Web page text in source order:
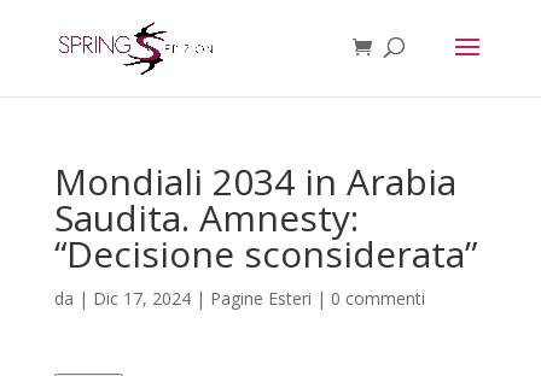
Mondiali 2034 in Arabia
Saudita. Amnesty:
“Decisione sconsiderata”
da | Dic 17, 2024| Pagine Esteri | 0 commenti